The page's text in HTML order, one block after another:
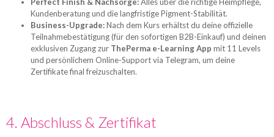
Kundenberatung und die langfristige Pigment-Stabilität.
Business-Upgrade:Nach dem Kurs erhältst du deine offizielle
Teilnahmebestätigung (für den sofortigen B2B-Einkauf) und deinen
exklusiven Zugang zur ThePerma e-Learning App mit 11 Levels
und persönlichem Online-Support via Telegram, um deine
Zertifikate final freizuschalten.
4. Abschluss & Zertifikat